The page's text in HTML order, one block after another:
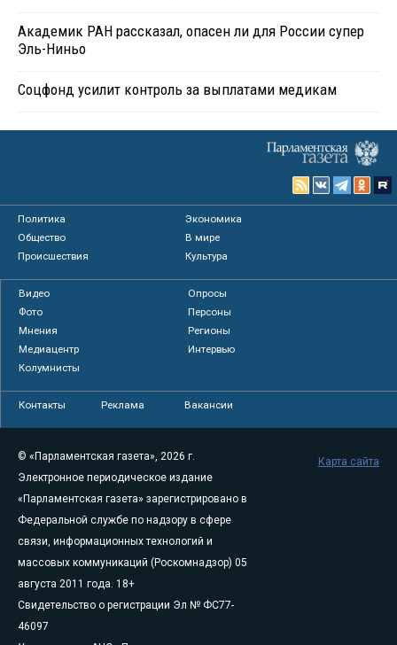
Академик РАН рассказал, опасен ли для России супер
Эль-Ниньо
Соцфонд усилит контроль за выплатами медикам
Политика
Экономика
Общество
В мире
Происшествия
Культура
Видео
Опросы
Фото
Персоны
Мнения
Регионы
Медиацентр
Интервью
Колумнисты
Контакты Реклама Вакансии
© «Парламентская газета», 2026 г.
Электронное периодическое издание
«Парламентская газета» зарегистрировано в
Федеральной службе по надзору в сфере
связи, информационных технологий и
массовых коммуникаций (Роскомнадзор) 05
августа 2011 года. 18+
Свидетельство о регистрации Эл № ФС77-
46097
Карта сайта